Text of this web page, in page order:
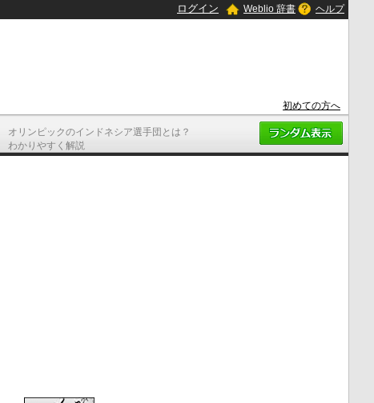
オリンピックのインドネシア選手団とは？
わかりやすく解説
ログイン Weblio 辞書 ヘルプ
初めての方へ